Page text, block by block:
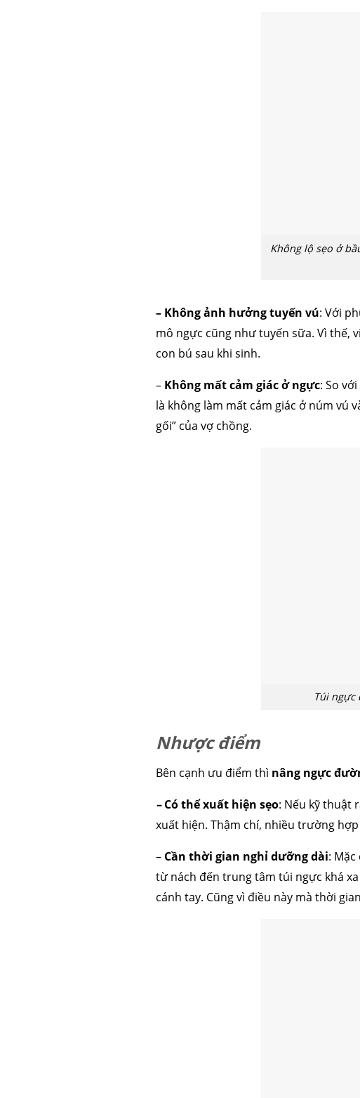
Không lộ sẹo ở
– Không ảnh hưởng tuyến vú: Với
mô ngực cũng như tuyến sữa. Vì thế,
con bú sau khi sinh.
– Không mất cảm giác ở ngực: So
là không làm mất cảm giác ở núm vú
gối” của vợ chồng.
Túi ngực
Nhược điểm
Bên cạnh ưu điểm thì nâng ngực
–Có thể xuất hiện sẹo: Nếu kỹ thuật
xuất hiện. Thậm chí, nhiều trường
– Cần thời gian nghỉ dưỡng dài:
từ nách đến trung tâm túi ngực khá
cánh tay. Cũng vì điều này mà thời